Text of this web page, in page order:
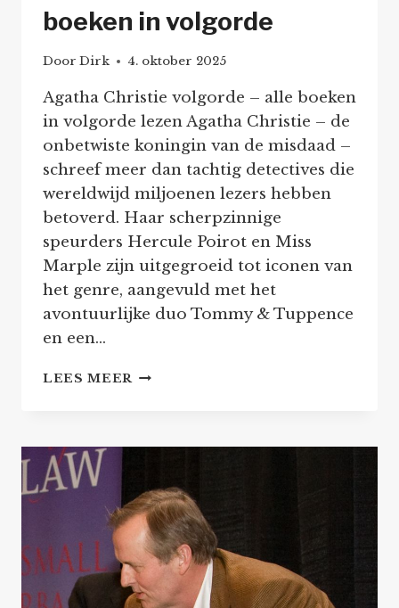
boeken in volgorde
Door Dirk 4. oktober 2025
Agatha Christie volgorde – alle boeken
in volgorde lezen Agatha Christie – de
onbetwiste koningin van de misdaad –
schreef meer dan tachtig detectives die
wereldwijd miljoenen lezers hebben
betoverd. Haar scherpzinnige
speurders Hercule Poirot en Miss
Marple zijn uitgegroeid tot iconen van
het genre, aangevuld met het
avontuurlijke duo Tommy & Tuppence
en een…
LEES MEER AGATHA
POIROT,
MARPLE
&
TOMMY
EN
TUPPENCE
BOEKEN
IN